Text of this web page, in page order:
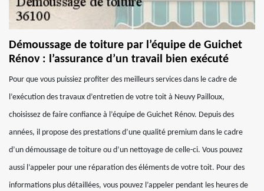
Démoussage de toiture par l’équipe de Guichet
Rénov : l’assurance d’un travail bien exécuté
Pour que vous puissiez profiter des meilleurs services dans le cadre de
l’exécution des travaux d’entretien de votre toit à Neuvy Pailloux,
choisissez de faire confiance à l’équipe de Guichet Rénov. Depuis des
années, il propose des prestations d’une qualité premium dans le cadre
d’un démoussage de toiture ou d’un nettoyage de celle-ci. Vous pouvez
aussi l’appeler pour une réparation des éléments de votre toit. Pour des
informations plus détaillées, vous pouvez l’appeler pendant les heures de